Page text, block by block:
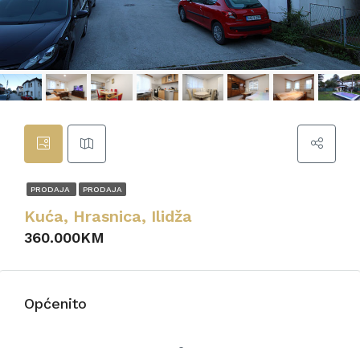
PRODAJA PRODAJA
Kuća, Hrasnica, Ilidža
360.000KM
Općenito